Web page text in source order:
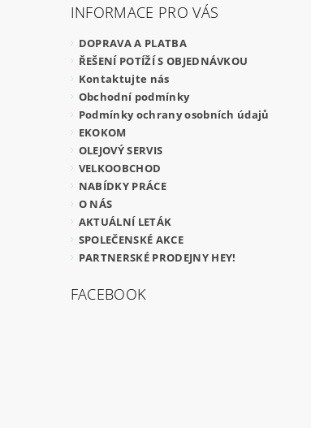
INFORMACE PRO VÁS
DOPRAVA A PLATBA
ŘEŠENÍ POTÍŽÍ S OBJEDNÁVKOU
Kontaktujte nás
Obchodní podmínky
Podmínky ochrany osobních údajů
EKOKOM
OLEJOVÝ SERVIS
VELKOOBCHOD
NABÍDKY PRÁCE
O NÁS
AKTUÁLNÍ LETÁK
SPOLEČENSKÉ AKCE
PARTNERSKÉ PRODEJNY HEY!
FACEBOOK